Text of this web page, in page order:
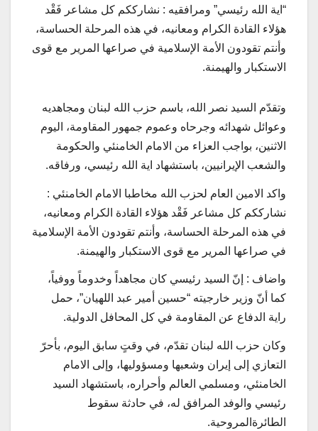
“اية الله رئيسي” ومرافقيه : نشارككم كل مشاعر فَقْد
هؤلاء القادة الكرام ومعانيه، في هذه المرحلة الحساسة،
وأنتم تقودون الأمة الإسلامية في صراعها المرير مع قوى
الاستكبار والهيمنة.
وتقدّم السيد نصر الله، باسم حزب الله لبنان ومجاهديه
وعوائل شهدائه وجرحاه وعموم جمهور المقاومة، اليوم
الاثنين، بواجب العزاء من الامام الخامنئي والحكومة
والشعب الإيرانيين، باستشهاد اية الله رئيسي، ورفاقه.
واكد الامين العام لحزب الله مخاطبا الامام الخامنئي :
نشارككم كل مشاعر فَقْد هؤلاء القادة الكرام ومعانيه،
في هذه المرحلة الحساسة، وأنتم تقودون الأمة الإسلامية
في صراعها المرير مع قوى الاستكبار والهيمنة.
واضاف : إنّ السيد رئيسي كان مجاهداً وخدوماً ووفياً،
كما أنّ وزير خارجيته “حسين أمير عبد اللهيان”، حمل
راية الدفاع عن المقاومة في كل المحافل الدولية.
وكان حزب الله لبنان تقدّم، في وقتٍ سابق اليوم، بأحرّ
التعازي إلى إيران وشعبها ومسؤوليها، وإلى الامام
الخامنئي، ومسلمي العالم وأحراره، باستشهاد السيد
رئيسي والوفد المرافق له، في حادثة سقوط
الطائرةالمروحية.